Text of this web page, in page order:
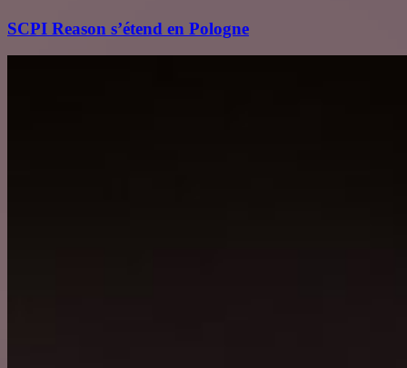
SCPI Reason s’étend en Pologne